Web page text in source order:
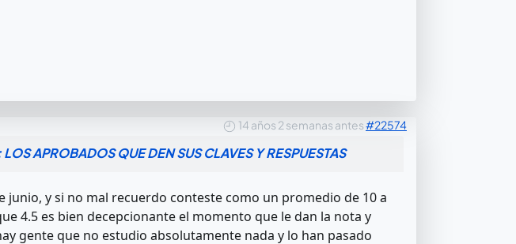
14 años 2 semanas antes#22574
LOS APROBADOS QUE DEN SUS CLAVES Y RESPUESTAS
junio, y si no mal recuerdo conteste como un promedio de 10 a
4.5 es bien decepcionante el momento que le dan la nota y
gente que no estudio absolutamente nada y lo han pasado